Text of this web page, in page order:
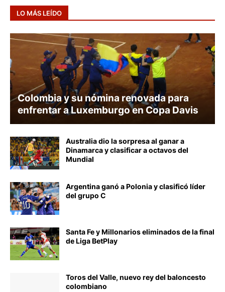
LO MÁS LEÍDO
ALEJANDRO FALLA
Colombia y su nómina renovada para
enfrentar a Luxemburgo en Copa Davis
Australia dio la sorpresa al ganar a
Dinamarca y clasificar a octavos del
Mundial
Argentina ganó a Polonia y clasificó líder
del grupo C
Santa Fe y Millonarios eliminados de la final
de Liga BetPlay
Toros del Valle, nuevo rey del baloncesto
colombiano